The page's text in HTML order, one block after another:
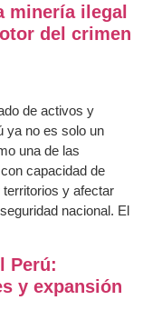
minería ilegal
del crimen
de activos y
ya no es solo un
una de las
capacidad de
y afectar
nacional. El
Perú:
y expansión